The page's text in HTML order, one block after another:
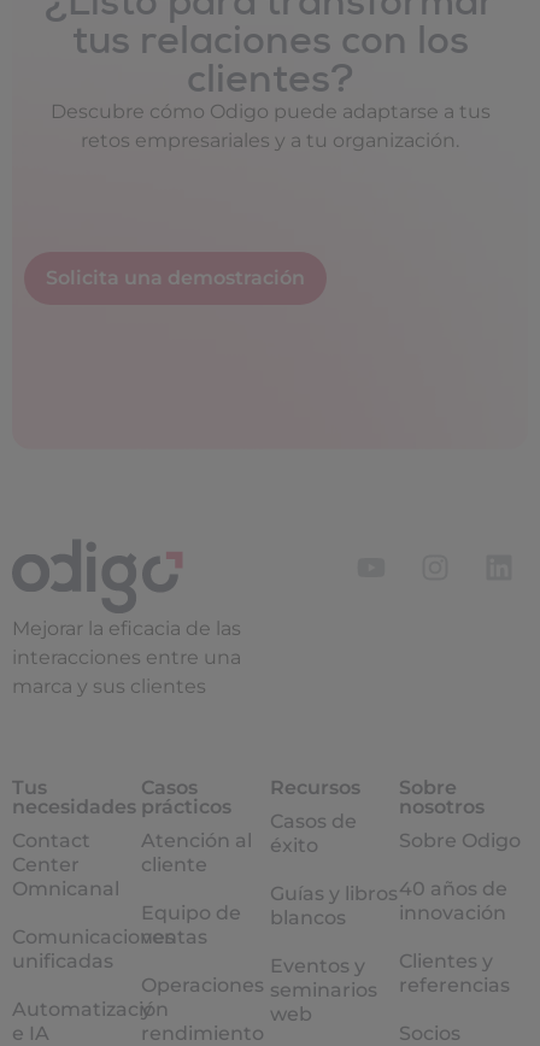
tus relaciones con los
clientes?
Descubre cómo Odigo puede adaptarse a tus
retos empresariales y a tu organización.
Solicita una demostración
Mejorar la eficacia de las
interacciones entre una
marca y sus clientes
Tus
necesidades
Contact
Center
Omnicanal
Comunicaciones
unificadas
Automatización
e IA
Casos
prácticos
Atención al
cliente
Equipo de
ventas
Operaciones
y
rendimiento
Recursos
Casos de
éxito
Guías y libros
blancos
Eventos y
seminarios
web
Sobre
nosotros
Sobre Odigo
40 años de
innovación
Clientes y
referencias
Socios